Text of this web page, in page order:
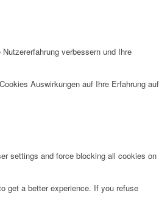
verbessern und Ihre
Auswirkungen auf Ihre Erfahrung auf
settings and force blocking all cookies on
get a better experience. If you refuse